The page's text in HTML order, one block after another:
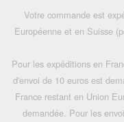
Votre commande est
Européenne et en Suisse
Pour les expéditions en
d'envoi de 10 euros est
France restant en Union
demandée. Pour les